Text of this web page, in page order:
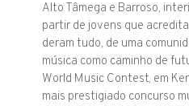
Alto Tâmega e Barroso,
partir de jovens que
deram tudo, de uma
música como caminho de
World Music Contest, em
mais prestigiado concurso